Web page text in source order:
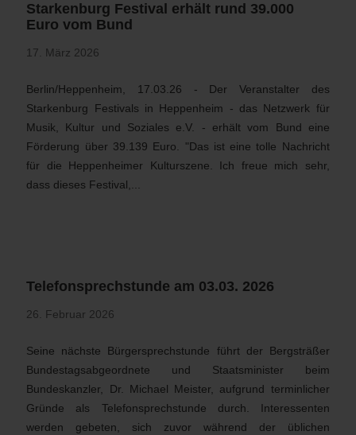
Starkenburg Festival erhält rund 39.000
Euro vom Bund
17. März 2026
Berlin/Heppenheim, 17.03.26 - Der Veranstalter des
Starkenburg Festivals in Heppenheim - das Netzwerk für
Musik, Kultur und Soziales e.V. - erhält vom Bund eine
Förderung über 39.139 Euro. "Das ist eine tolle Nachricht
für die Heppenheimer Kulturszene. Ich freue mich sehr,
dass dieses Festival,...
Telefonsprechstunde am 03.03. 2026
26. Februar 2026
Seine nächste Bürgersprechstunde führt der Bergsträßer
Bundestagsabgeordnete und Staatsminister beim
Bundeskanzler, Dr. Michael Meister, aufgrund terminlicher
Gründe als Telefonsprechstunde durch. Interessenten
werden gebeten, sich zuvor während der üblichen